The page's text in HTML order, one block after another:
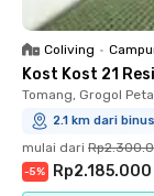
Coliving •
Kost Kost 21
Tomang, Grogol
2.1 km dari
mulai dari
-5% Rp2.185.000